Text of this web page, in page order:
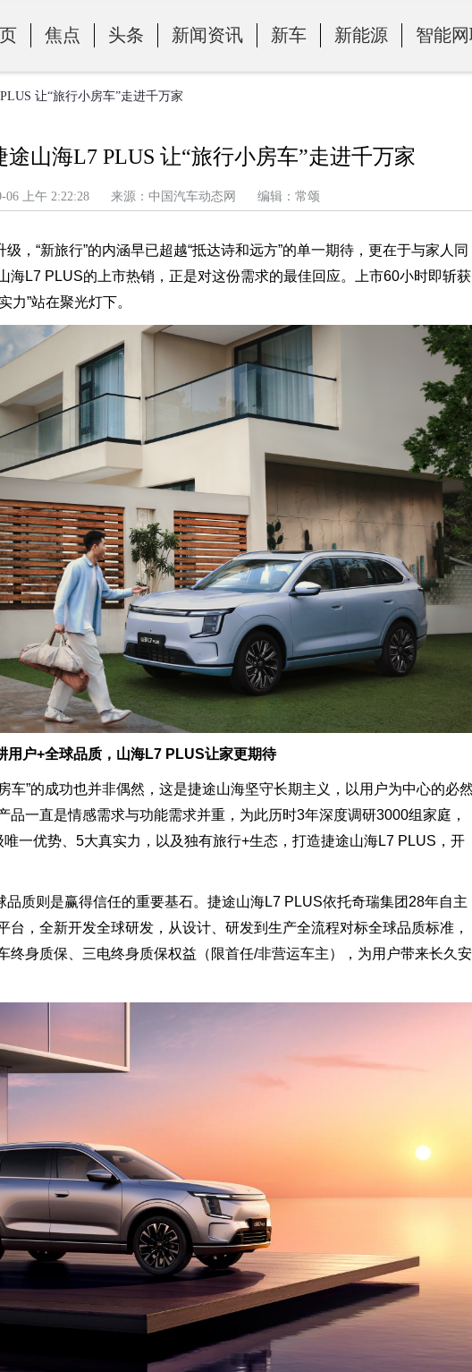
焦点 头条 新闻资讯 新车 新能源 智能
件让“旅行小房车”走进千万家
山海L7 PLUS 让“旅行小房车”走进千万家
06 上午 2:22:28 来源：中国汽车动态网 编辑：常颂
，“新旅行”的内涵早已超越“抵达诗和远方”的单一期待，更在于与家人同
海L7 PLUS的上市热销，正是对这份需求的最佳回应。上市60小时即斩获
力”站在聚光灯下。
用户+全球品质，山海L7 PLUS让家更期待
车”的成功也并非偶然，这是捷途山海坚守长期主义，以用户为中心的必
品一直是情感需求与功能需求并重，为此历时3年深度调研3000组家庭，
一优势、5大真实力，以及独有旅行+生态，打造捷途山海L7 PLUS，开
质则是赢得信任的重要基石。捷途山海L7 PLUS依托奇瑞集团28年自主
，全新开发全球研发，从设计、研发到生产全流程对标全球品质标准，
终身质保、三电终身质保权益（限首任/非营运车主），为用户带来长久安